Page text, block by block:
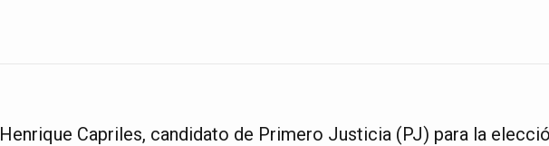
Henrique Capriles, candidato de Primero Justicia (PJ) para la